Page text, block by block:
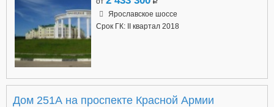
a
Ярославское шоссе
Срок ГК: II квартал 2018
Дом 251А на проспекте Красной Армии